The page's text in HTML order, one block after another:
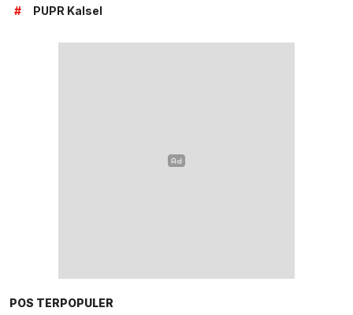
#
PUPR Kalsel
POS TERPOPULER